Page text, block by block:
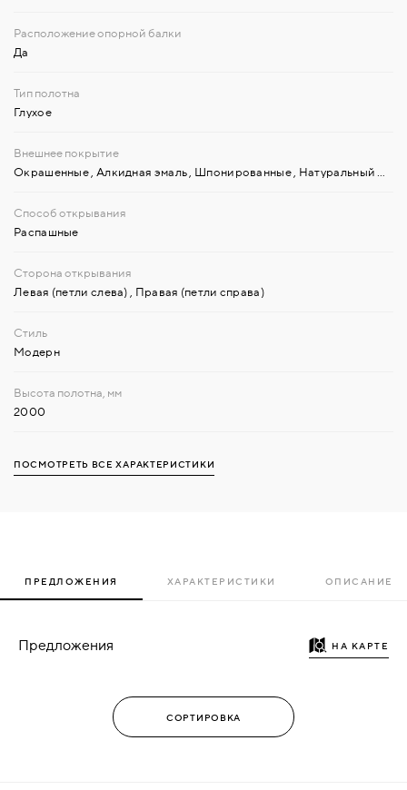
Да
Глухое
Окрашенные Алкидная эмаль Шпонированные Натуральный шпон
Распашные
Левая (петли слева) Правая (петли справа)
Модерн
2000
ПОСМОТРЕТЬ ВСЕ ХАРАКТЕРИСТИКИ
ПРЕДЛОЖЕНИЯ ХАРАКТЕРИСТИКИ ОПИСАНИЕ
Предложения НА КАРТЕ